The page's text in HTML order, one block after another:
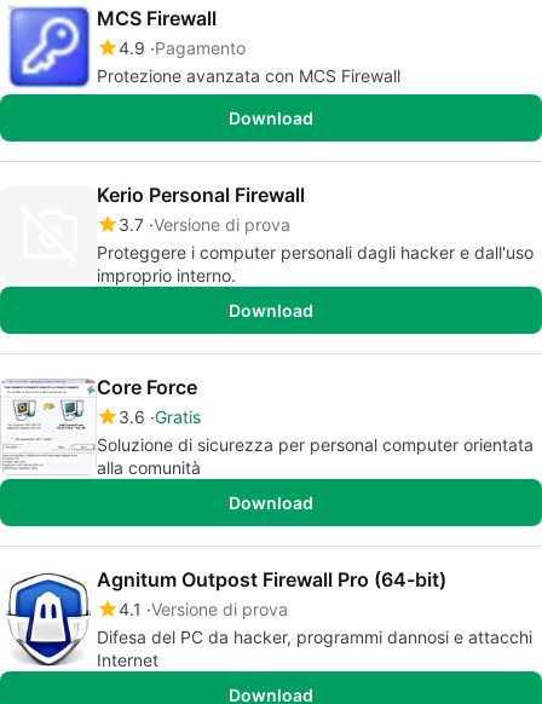
MCS Firewall
4.9 Pagamento
Protezione avanzata con MCS Firewall
Download
Kerio Personal Firewall
3.7 Versione di prova
Proteggere i computer personali dagli hacker e dall'uso
improprio interno.
Download
Core Force
3.6 Gratis
Soluzione di sicurezza per personal computer orientata
alla comunità
Download
Agnitum Outpost Firewall Pro (64-bit)
4.1 Versione di prova
Difesa del PC da hacker, programmi dannosi e attacchi
Internet
Download